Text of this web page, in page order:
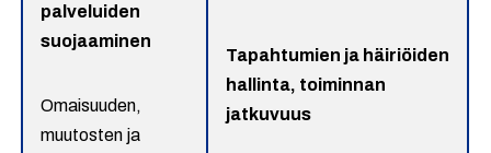
palveluiden
suojaaminen
Omaisuuden,
muutosten ja
Tapahtumien ja häiriöiden
hallinta, toiminnan
jatkuvuus